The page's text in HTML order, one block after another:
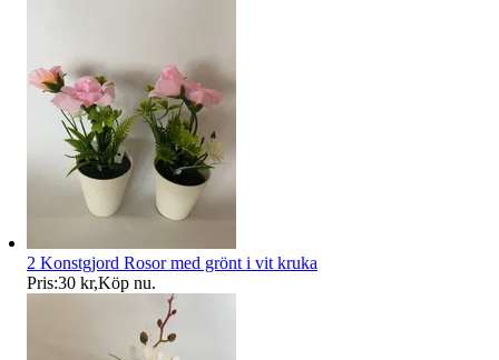
2 Konstgjord Rosor med grönt i vit kruka
Pris:30 kr,Köp nu.